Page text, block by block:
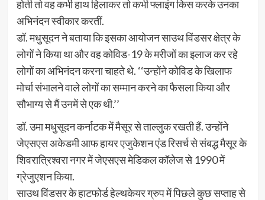
होती तो वह कभी हाथ हिलाकर तो कभी फ्लाइंग किस करके उनका
अभिनंदन स्वीकार करतीं.
डॉ. मधुसूदन ने बताया कि इसका आयोजन साउथ विंडसर क्षेत्र के
लोगों ने किया था और वह कोविड-19 के मरीजों का इलाज कर रहे
लोगों का अभिनंदन करना चाहते थे. ‘‘उन्होंने कोविड के खिलाफ
मोर्चा संभालने वाले लोगों का सम्मान करने का फैसला किया और
सौभाग्य से मैं उनमें से एक थी.’’
डॉ. उमा मधुसूदन कर्नाटक में मैसूर से ताल्लुक रखती हैं. उन्होंने
जेएसएस अकेडमी आफ हायर एजुकेशन एंड रिसर्च से संबद्ध मैसूर के
शिवरात्रिश्वरा नगर में जेएसएस मेडिकल कॉलेज से 1990 में
ग्रेजुएशन किया.
साउथ विंडसर के हाटफोर्ड हेल्थकेयर ग्रुप में पिछले कुछ सप्ताह से